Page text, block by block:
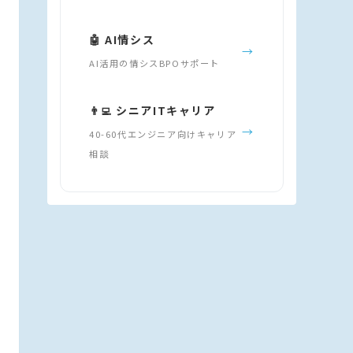
🤖 AI情シス
AI活用の情シスBPOサポート
→
👨‍💻 シニアITキャリア
40-60代エンジニア向けキャリア
相談
→